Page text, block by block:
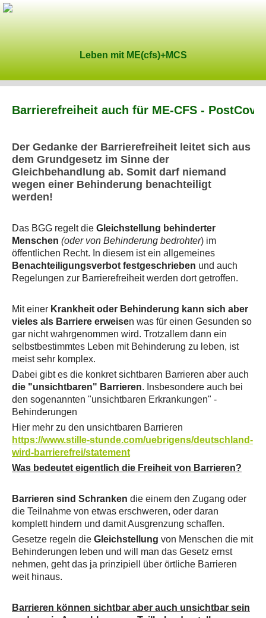
Leben mit ME(cfs)+MCS
Barrierefreiheit auch für ME-CFS -
Der Gedanke der Barrierefreiheit leitet sich aus
dem Grundgesetz im Sinne der
Gleichbehandlung ab. Somit darf niemand
wegen einer Behinderung benachteiligt
werden!
Das BGG regelt die Gleichstellung behinderter
Menschen (oder von Behinderung bedrohter) im
öffentlichen Recht. In diesem ist ein allgemeines
Benachteiligungsverbot festgeschrieben und auch
Regelungen zur Barrierefreiheit werden dort getroffen.
Mit einer Krankheit oder Behinderung kann sich aber
vieles als Barriere erweisen was für einen Gesunden so
gar nicht wahrgenommen wird. Trotzallem dann ein
selbstbestimmtes Leben mit Behinderung zu leben, ist
meist sehr komplex.
Dabei gibt es die konkret sichtbaren Barrieren aber auch
die "unsichtbaren" Barrieren. Insbesondere auch bei
den sogenannten "unsichtbaren Erkrankungen" -
Behinderungen
Hier mehr zu den unsichtbaren Barrieren
https://www.stille-stunde.com/uebrigens/deutschland-
wird-barrierefrei/statement
Was bedeutet eigentlich die Freiheit von Barrieren?
Barrieren sind Schranken die einem den Zugang oder
die Teilnahme von etwas erschweren, oder daran
komplett hindern und damit Ausgrenzung schaffen.
Gesetze regeln die Gleichstellung von Menschen die mit
Behinderungen leben und will man das Gesetz ernst
nehmen, geht das ja prinzipiell über örtliche Barrieren
weit hinaus.
Barrieren können sichtbar aber auch unsichtbar sein